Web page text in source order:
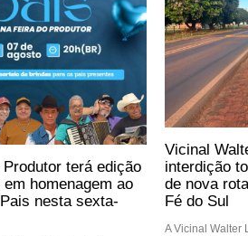
Produtor terá edição
homenagem ao
nesta sexta-
Vicinal
interdição
de nova
Fé do Sul
A Vicinal Walter